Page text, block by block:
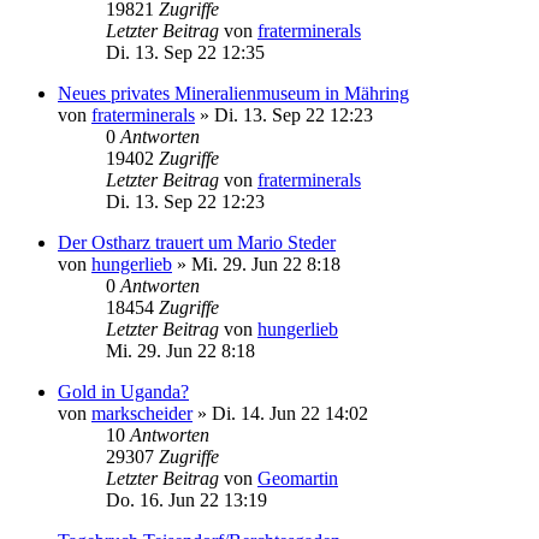
19821 Zugriffe
Letzter Beitrag von fraterminerals
Di. 13. Sep 22 12:35
Neues privates Mineralienmuseum in Mähring
von fraterminerals » Di. 13. Sep 22 12:23
0 Antworten
19402 Zugriffe
Letzter Beitrag von fraterminerals
Di. 13. Sep 22 12:23
Der Ostharz trauert um Mario Steder
von hungerlieb » Mi. 29. Jun 22 8:18
0 Antworten
18454 Zugriffe
Letzter Beitrag von hungerlieb
Mi. 29. Jun 22 8:18
Gold in Uganda?
von markscheider» Di. 14. Jun 22 14:02
10 Antworten
29307 Zugriffe
Letzter Beitrag von Geomartin
Do. 16. Jun 22 13:19